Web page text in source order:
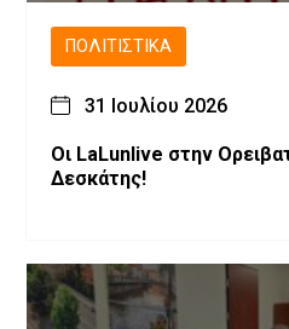
ΠΟΛΙΤΙΣΤΙΚΆ
31 Ιουλίου 2026
Οι LaLunlive στην
Δεσκάτης!